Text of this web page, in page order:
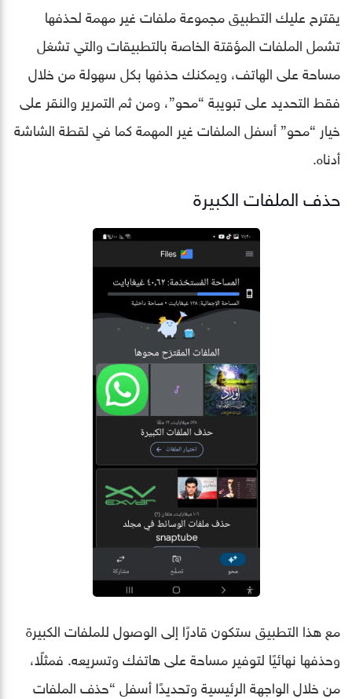
يقترح عليك التطبيق مجموعة ملفات غير مهمة لحذفها
تشمل الملفات المؤقتة الخاصة بالتطبيقات والتي تشغل
مساحة على الهاتف، ويمكنك حذفها بكل سهولة من خلال
فقط التحديد على تبويبة “محو”، ومن ثم التمرير والنقر على
خيار “محو” أسفل الملفات غير المهمة كما في لقطة الشاشة
أدناه.
حذف الملفات الكبيرة
مع هذا التطبيق ستكون قادرًا إلى الوصول للملفات الكبيرة
وحذفها نهائيًا لتوفير مساحة على هاتفك وتسريعه. فمثلًا،
من خلال الواجهة الرئيسية وتحديدًا أسفل “حذف الملفات